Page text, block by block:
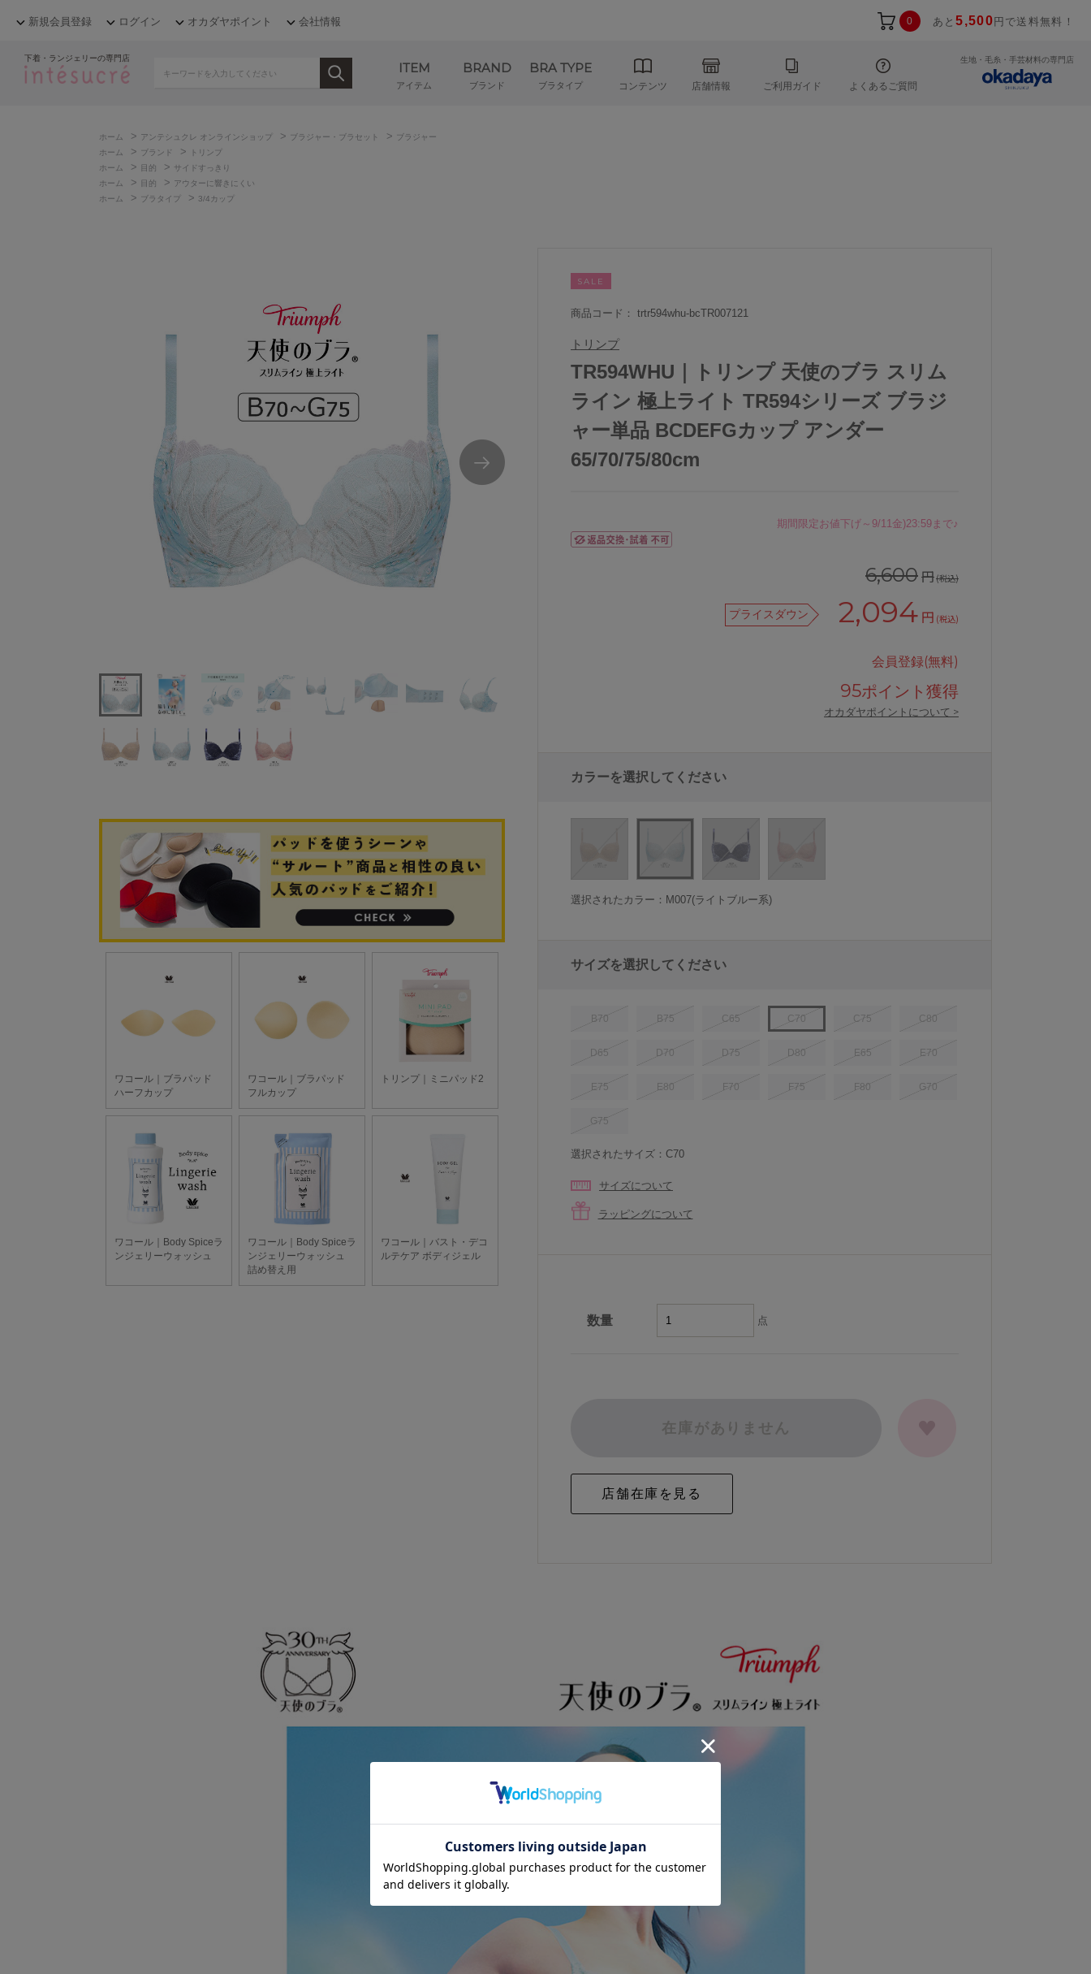
新規会員登録 ログイン オカダヤポイント 会社情報 0 あと5,500 円で送料無料！
下着・ランジェリーの専門店
ITEM
アイテム
BRAND
ブランド
BRA TYPE
ブラタイプ コンテンツ 店舗情報 ご利用ガイド よくあるご質問
生地・毛糸・手芸材料の専門店
ホーム > アンテシュクレ オンラインショップ > ブラジャー・ブラセット > ブラジャー
ホーム
> ブランド >
トリンプ
ホーム
> 目的 > サイドすっきり
ホーム
> 目的 > アウターに響きにくい
ホーム
> ブラタイプ > 3/4カップ
SALE
商品コード： trtr594whu-bcTR007121
トリンプ
TR594WHU｜トリンプ 天使のブラ スリム
ライン 極上ライト TR594シリーズ ブラジ
ャー単品 BCDEFGカップ アンダー
65/70/75/80cm
期間限定お値下げ～9/11金)23:59まで♪
6,600円(税込)
プライスダウン 2,094 円 (税込)
会員登録(無料)
95ポイント獲得
オカダヤポイントについて >
カラーを選択してください
選択されたカラー：M007(ライトブルー系)
サイズを選択してください
B70 B75 C65 C70 C75 C80
D65 D70 D75 D80 E65 E70
E75 E80 F70 F75 F80 G70
G75
選択されたサイズ：C70
サイズについて
ラッピングについて
数量 点
在庫がありません